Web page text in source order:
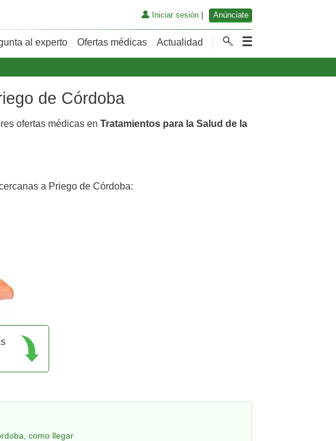
Iniciar sesión| Anúnciate
al experto Ofertas médicas Actualidad
de Córdoba
ofertas médicas en Tratamientos para la Salud de la
a Priego de Córdoba:
como llegar